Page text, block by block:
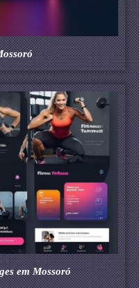
em Mossoró